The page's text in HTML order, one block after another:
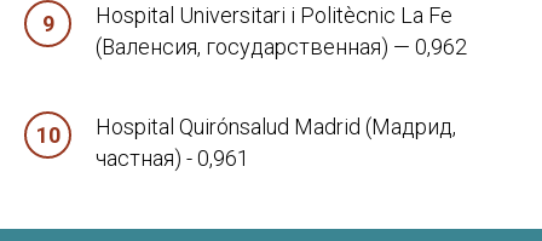
Hospital Universitari i Politècnic La Fe
(Валенсия, государственная) — 0,962
Hospital Quirónsalud Madrid (Мадрид,
частная) - 0,961
Тема консультации
Оставить заявку